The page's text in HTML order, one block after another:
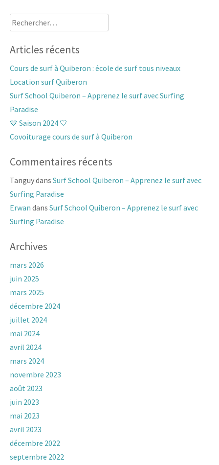
Rechercher :
Articles récents
Cours de surf à Quiberon : école de surf tous niveaux
Location surf Quiberon
Surf School Quiberon – Apprenez le surf avec Surfing
Paradise
💙 Saison 2024 🤍
Covoiturage cours de surf à Quiberon
Commentaires récents
Tanguydans Surf School Quiberon – Apprenez le surf avec
Surfing Paradise
Erwan dans Surf School Quiberon – Apprenez le surf avec
Surfing Paradise
Archives
mars 2026
juin 2025
mars 2025
décembre 2024
juillet 2024
mai 2024
avril 2024
mars 2024
novembre 2023
août 2023
juin 2023
mai 2023
avril 2023
décembre 2022
septembre 2022